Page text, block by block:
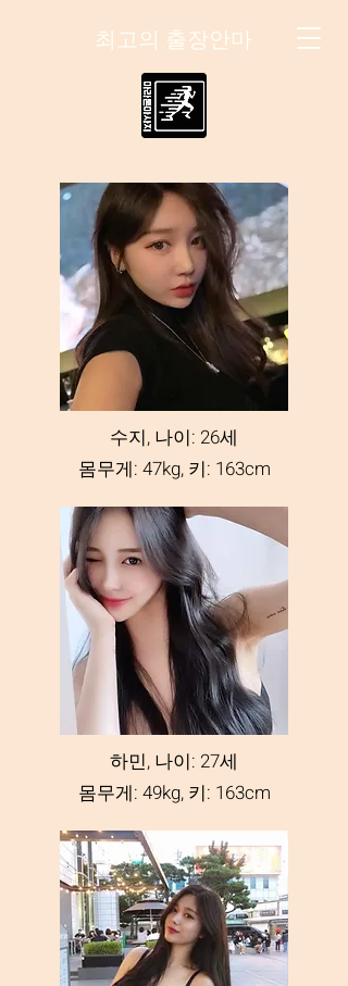
최고의 출장안마
수지, 나이: 26세
몸무게: 47kg, 키: 163cm
하민, 나이: 27세
몸무게: 49kg, 키: 163cm